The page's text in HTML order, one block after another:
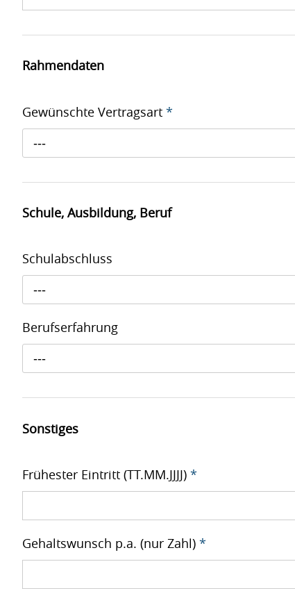
Rahmendaten
Gewünschte Vertragsart *
---
Schule, Ausbildung, Beruf
Schulabschluss
---
Berufserfahrung
---
Sonstiges
Frühester Eintritt (TT.MM.JJJJ) *
Gehaltswunsch p.a. (nur Zahl) *